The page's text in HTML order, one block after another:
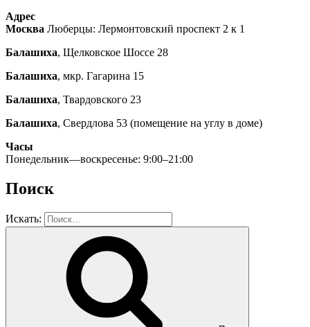
Адрес
Москва Люберцы: Лермонтовский проспект 2 к 1
Балашиха, Щелковское Шоссе 28
Балашиха, мкр. Гагарина 15
Балашиха, Твардовского 23
Балашиха, Свердлова 53 (помещение на углу в доме)
Часы
Понедельник—воскресенье: 9:00–21:00
Поиск
Искать: